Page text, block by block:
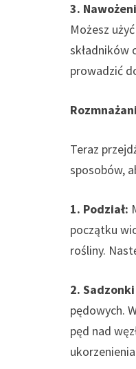
3.
Możesz
składników
prowadzić
Teraz
sposobów,
1. Podział:
początku
rośliny.
2.
pędowych.
pęd nad